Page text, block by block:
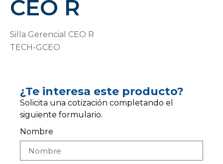
CEO R
Silla Gerencial CEO R
TECH-GCEO
¿Te interesa este producto?
Solicita una cotización completando el
siguiente formulario.
Nombre